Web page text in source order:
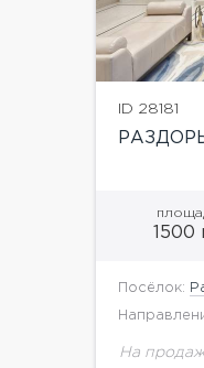
ID 28181
1500
Посёлок:
На